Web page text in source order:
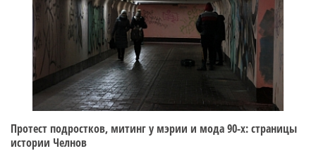
Протест подростков, митинг у мэрии и мода 90-х: страницы
истории Челнов